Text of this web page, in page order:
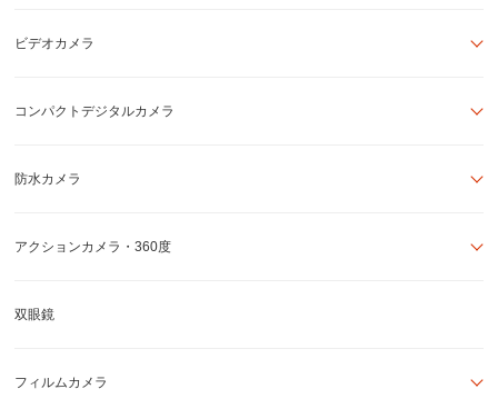
ビデオカメラ
コンパクトデジタルカメラ
防水カメラ
アクションカメラ・360度
双眼鏡
フィルムカメラ